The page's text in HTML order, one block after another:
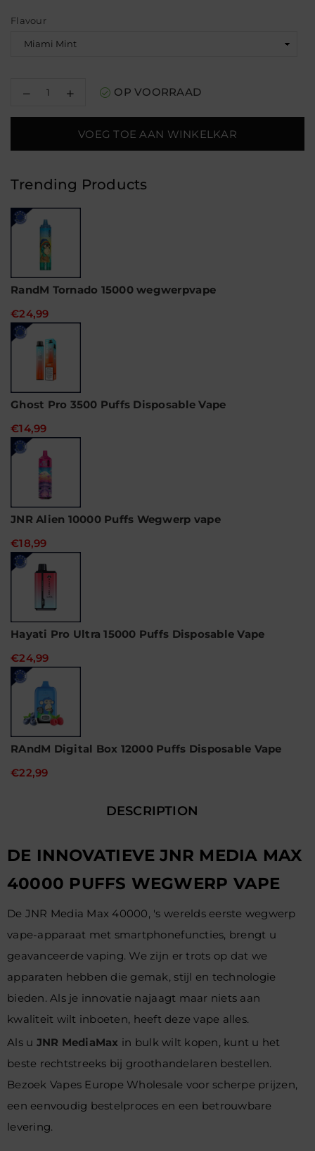
Flavour
Decrease
for
Max
Puffs
Wegwerp
Increase
for
JNR
Media
Max
Wegwerp
OP VOORRAAD
VOEG TOE AAN WINKELKAR
Trending Products
RandM Tornado 15000 wegwerpvape
€24,99
Ghost Pro 3500 Puffs Disposable Vape
€14,99
JNR Alien 10000 Puffs Wegwerp vape
€18,99
Hayati Pro Ultra 15000 Puffs Disposable Vape
€24,99
RAndM Digital Box 12000 Puffs Disposable Vape
€22,99
DESCRIPTION
DE INNOVATIEVE JNR MEDIA MAX
40000 PUFFS WEGWERP VAPE
De JNR Media Max 40000, 's werelds eerste wegwerp
vape-apparaat met smartphonefuncties, brengt u
geavanceerde vaping. We zijn er trots op dat we
apparaten hebben die gemak, stijl en technologie
bieden. Als je innovatie najaagt maar niets aan
kwaliteit wilt inboeten, heeft deze vape alles.
Als u JNR MediaMax in bulk wilt kopen, kunt u het
beste rechtstreeks bij groothandelaren bestellen.
Bezoek Vapes Europe Wholesale voor scherpe prijzen,
een eenvoudig bestelproces en een betrouwbare
levering.